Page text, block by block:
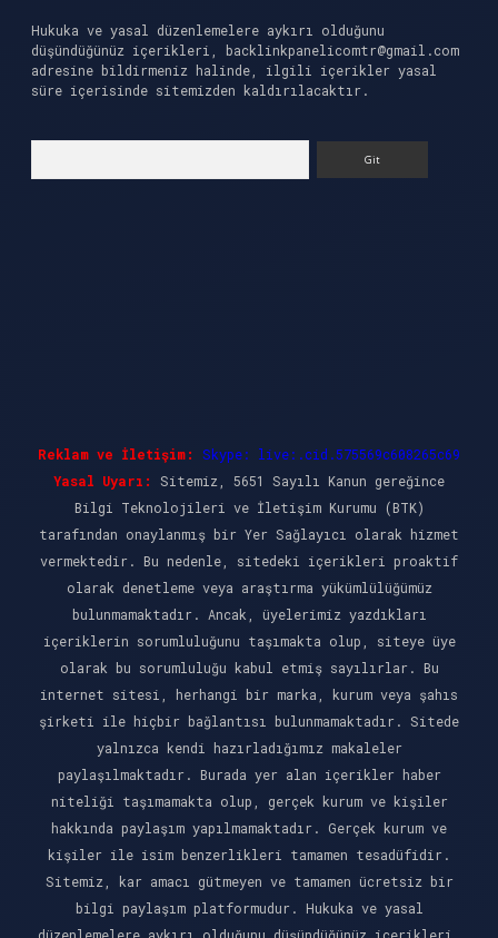
Hukuka ve yasal düzenlemelere aykırı olduğunu
düşündüğünüz içerikleri, backlinkpanelicomtr@gmail.com
adresine bildirmeniz halinde, ilgili içerikler yasal
süre içerisinde sitemizden kaldırılacaktır.
Reklam ve İletişim:
Skype: live:.cid.575569c608265c69
Yasal Uyarı:
Sitemiz, 5651 Sayılı Kanun gereğince
Bilgi Teknolojileri ve İletişim Kurumu (BTK)
tarafından onaylanmış bir Yer Sağlayıcı olarak hizmet
vermektedir. Bu nedenle, sitedeki içerikleri proaktif
olarak denetleme veya araştırma yükümlülüğümüz
bulunmamaktadır. Ancak, üyelerimiz yazdıkları
içeriklerin sorumluluğunu taşımakta olup, siteye üye
olarak bu sorumluluğu kabul etmiş sayılırlar. Bu
internet sitesi, herhangi bir marka, kurum veya şahıs
şirketi ile hiçbir bağlantısı bulunmamaktadır. Sitede
yalnızca kendi hazırladığımız makaleler
paylaşılmaktadır. Burada yer alan içerikler haber
niteliği taşımamakta olup, gerçek kurum ve kişiler
hakkında paylaşım yapılmamaktadır. Gerçek kurum ve
kişiler ile isim benzerlikleri tamamen tesadüfidir.
Sitemiz, kar amacı gütmeyen ve tamamen ücretsiz bir
bilgi paylaşım platformudur. Hukuka ve yasal